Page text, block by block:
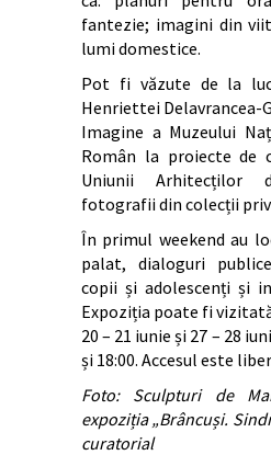
fantezie; imagini din
lumi domestice.
Pot fi văzute de la
Henriettei Delavrancea-
Imagine a Muzeului
Român la proiecte de
Uniunii Arhitecților
fotografii din colecții
În primul weekend au
palat, dialoguri
copii și adolescenți și
Expoziția poate fi
20 – 21 iunie și 27 – 28
și 18:00. Accesul este
Foto: Sculpturi de
expoziția „Brâncuși.
curatorial